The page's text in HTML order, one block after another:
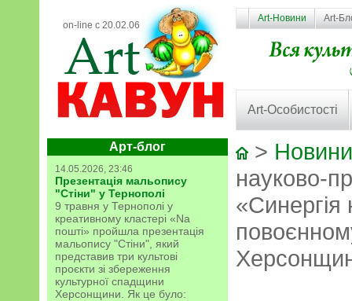
on-line с 20.02.06
Art-Новини Art-
Art-Особистості
Арт-блог
14.05.2026, 23:46
Презентація мальопису
"Стіни" у Тернополі
9 травня у Тернополі у
креативному кластері «Na
пошті» пройшла презентація
мальопису "Стіни", який
представив три культові
проєкти зі збереження
культурної спадщини
Херсонщини. Як це було:
>
науково-
«Синергія